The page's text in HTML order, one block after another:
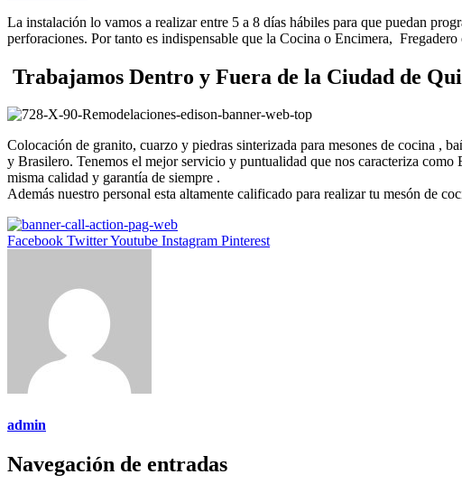
La instalación lo vamos a realizar entre 5 a 8 días hábiles para que puedan
perforaciones. Por tanto es indispensable que la Cocina o Encimera,
Trabajamos Dentro y Fuera de la Ciudad de
Colocación de granito, cuarzo y piedras sinterizada para mesones de cocina ,
y Brasilero. Tenemos el mejor servicio y puntualidad que nos caracteriza
misma calidad y garantía de siempre .
Además nuestro personal esta altamente calificado para realizar tu mesón de
Facebook TwitterYoutube Instagram Pinterest
admin
Navegación de entradas